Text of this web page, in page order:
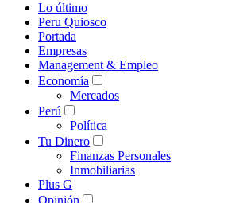
Lo último
Peru Quiosco
Portada
Empresas
Management & Empleo
Economía
Mercados
Perú
Política
Tu Dinero
Finanzas Personales
Inmobiliarias
Plus G
Opinión